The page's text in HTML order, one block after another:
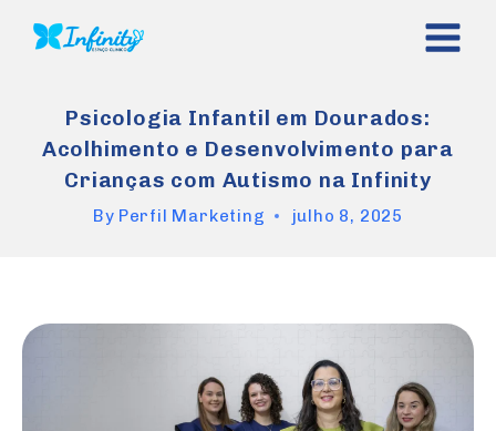
Psicologia Infantil em Dourados:
Acolhimento e Desenvolvimento para
Crianças com Autismo na Infinity
By Perfil Marketing julho 8, 2025